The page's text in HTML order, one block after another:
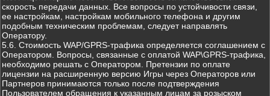
скорость передачи данных. Все вопросы по устойчивости связи,
ее настройкам, настройкам мобильного телефона и другим
подобным техническим проблемам, следует направлять
Оператору.
5.6. Стоимость WAP/GPRS-трафика определяется соглашением с
Оператором. Вопросы, связанные с оплатой WAP\GPRS-трафика,
необходимо решать с Оператором. Претензии по оплате
лицензии на расширенную версию Игры через Операторов или
Партнеров принимаются только после подтверждения
Пользователем обращения к указанным лицам за розыском